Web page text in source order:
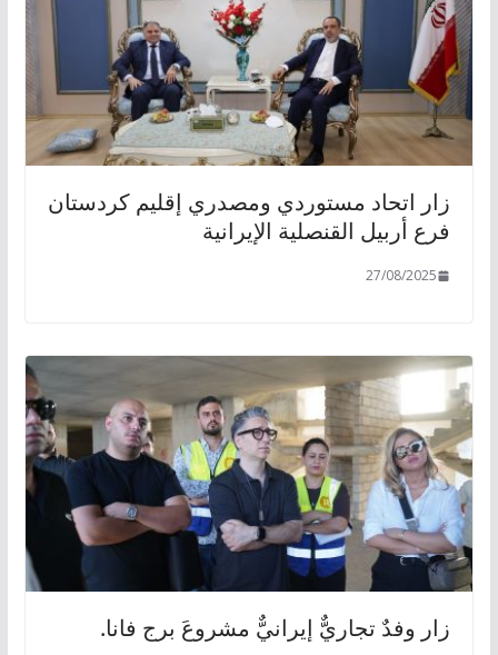
زار اتحاد مستوردي ومصدري إقليم كردستان
فرع أربيل القنصلية الإيرانية
27/08/2025
زار وفدٌ تجاريٌّ إيرانيٌّ مشروعَ برج فانا.